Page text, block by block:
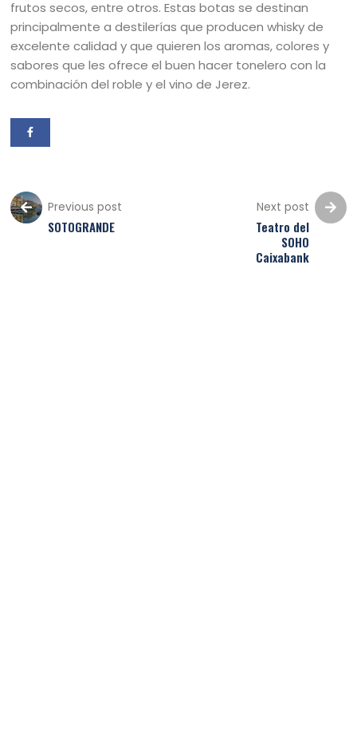
frutos secos, entre otros. Estas botas se destinan
principalmente a destilerías que producen whisky de
excelente calidad y que quieren los aromas, colores y
sabores que les ofrece el buen hacer tonelero con la
combinación del roble y el vino de Jerez.
Previous post
SOTOGRANDE
Next post
Teatro del
SOHO
Caixabank